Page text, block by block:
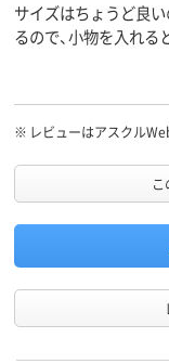
サイズはちょうど良
るので、小物を入れる
るのかと疑問です。
※ レビューはアスクル